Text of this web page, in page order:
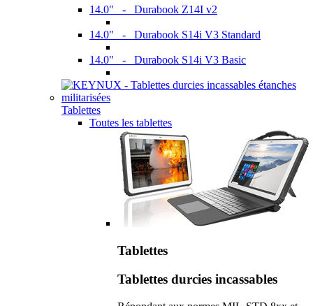
14.0" - Durabook Z14I v2
14.0" - Durabook S14i V3 Standard
14.0" - Durabook S14i V3 Basic
Tablettes
Toutes les tablettes
Tablettes
Tablettes durcies incassables